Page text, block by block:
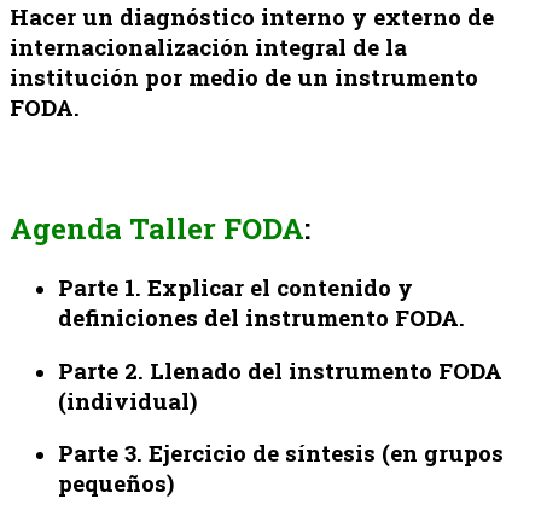
Hacer un diagnóstico interno y externo de
internacionalización integral de la
institución por medio de un instrumento
FODA.
Agenda Taller FODA:
Parte 1. Explicar el contenido y
definiciones del instrumento FODA.
Parte 2. Llenado del instrumento FODA
(individual)
Parte 3. Ejercicio de síntesis (en grupos
pequeños)